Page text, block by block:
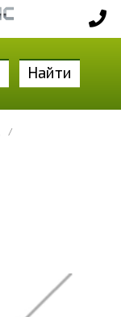
Найти
/